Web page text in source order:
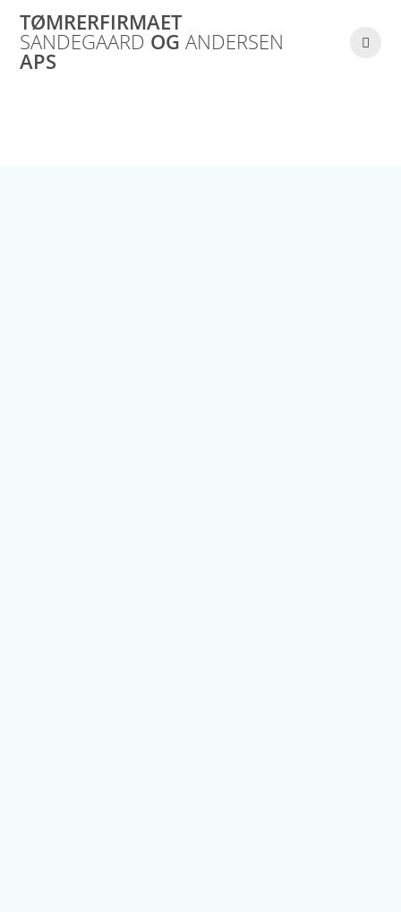
content
TØMRERFIRMAET
SANDEGAARD OG ANDERSEN
APS Terrasser